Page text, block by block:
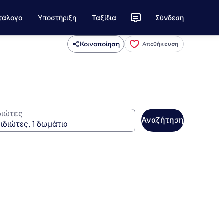
Υποστήριξη Ταξίδια Σύνδεση
Κοινοποίηση Αποθήκευση
Αναζήτηση